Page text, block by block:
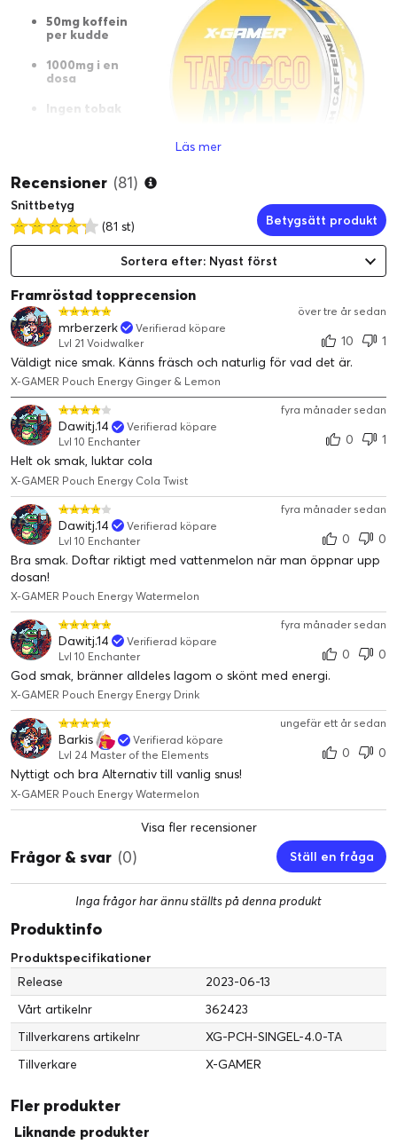
50mg koffein
per kudde
1000mg i en
dosa
Ingen tobak
Ingredienser:Fyllnadsmedel (E460), vatten, växtfiber,
förtjockningsmedel(E401), koffein, salt, aromer, sötningsmedel
(E950), surhetsreglerandemedel(E501).
Läs mer
Recensioner (81)
Snittbetyg
(81 st)
Betygsätt produkt
Sortera efter: Nyast först
Framröstad topprecension
över tre år sedan
mrberzerk
Verifierad köpare
Lvl 21 Voidwalker
10
1
Väldigt nice smak. Känns fräsch och naturlig för vad det är.
X-GAMER Pouch Energy Ginger & Lemon
fyra månader sedan
Dawitj.14
Verifierad köpare
Lvl 10 Enchanter
0
1
Helt ok smak, luktar cola
X-GAMER Pouch Energy Cola Twist
fyra månader sedan
Dawitj.14
Verifierad köpare
Lvl 10 Enchanter
0
0
Bra smak. Doftar riktigt med vattenmelon när man öppnar upp
dosan!
X-GAMER Pouch Energy Watermelon
fyra månader sedan
Dawitj.14
Verifierad köpare
Lvl 10 Enchanter
0
0
God smak, bränner alldeles lagom o skönt med energi.
X-GAMER Pouch Energy Energy Drink
ungefär ett år sedan
Barkis
Verifierad köpare
Lvl 24 Master of the Elements
0
0
Nyttigt och bra Alternativ till vanlig snus!
X-GAMER Pouch Energy Watermelon
Visa fler recensioner
Frågor & svar (0) Ställ en fråga
Inga frågor har ännu ställts på denna produkt
Produktinfo
Produktspecifikationer
Release
2023-06-13
Vårt artikelnr
362423
Tillverkarens artikelnr
XG-PCH-SINGEL-4.0-TA
Tillverkare
X-GAMER
Fler produkter
Liknande produkter